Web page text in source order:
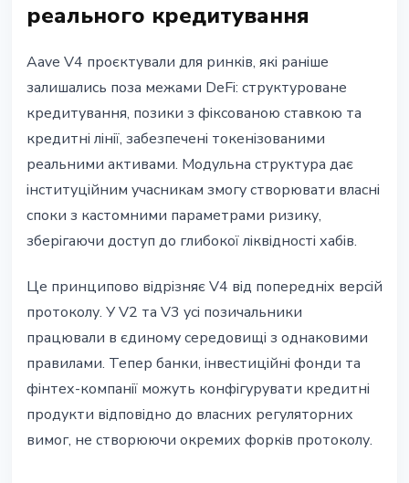
реального кредитування
Aave V4 проєктували для ринків, які раніше
залишались поза межами DeFi: структуроване
кредитування, позики з фіксованою ставкою та
кредитні лінії, забезпечені токенізованими
реальними активами. Модульна структура дає
інституційним учасникам змогу створювати власні
споки з кастомними параметрами ризику,
зберігаючи доступ до глибокої ліквідності хабів.
Це принципово відрізняє V4 від попередніх версій
протоколу. У V2 та V3 усі позичальники
працювали в єдиному середовищі з однаковими
правилами. Тепер банки, інвестиційні фонди та
фінтех-компанії можуть конфігурувати кредитні
продукти відповідно до власних регуляторних
вимог, не створюючи окремих форків протоколу.